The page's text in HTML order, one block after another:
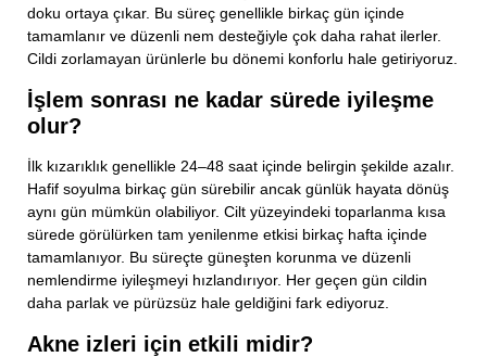
doku ortaya çıkar. Bu süreç genellikle birkaç gün içinde
tamamlanır ve düzenli nem desteğiyle çok daha rahat ilerler.
Cildi zorlamayan ürünlerle bu dönemi konforlu hale getiriyoruz.
İşlem sonrası ne kadar sürede iyileşme
olur?
İlk kızarıklık genellikle 24–48 saat içinde belirgin şekilde azalır.
Hafif soyulma birkaç gün sürebilir ancak günlük hayata dönüş
aynı gün mümkün olabiliyor. Cilt yüzeyindeki toparlanma kısa
sürede görülürken tam yenilenme etkisi birkaç hafta içinde
tamamlanıyor. Bu süreçte güneşten korunma ve düzenli
nemlendirme iyileşmeyi hızlandırıyor. Her geçen gün cildin
daha parlak ve pürüzsüz hale geldiğini fark ediyoruz.
Akne izleri için etkili midir?